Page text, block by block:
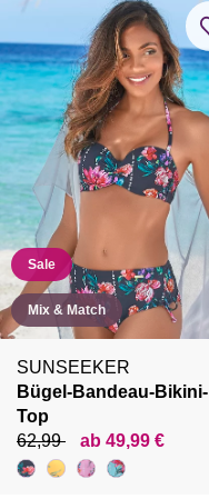
Sale
Mix & Match
SUNSEEKER
Bügel-Bandeau-Bikini-
Top
62,99
ab 49,99 €